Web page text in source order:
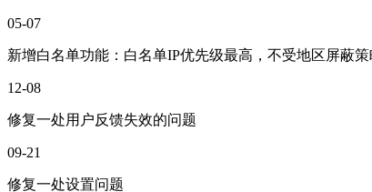
05-07
新增白名单功能：白名单IP优先级最高，不受地区屏蔽
12-08
修复一处用户反馈失效的问题
09-21
修复一处设置问题